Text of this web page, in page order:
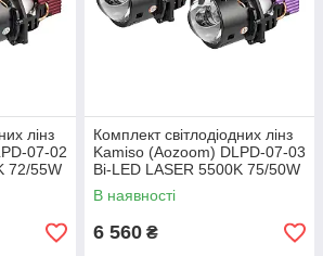
лінз
07-02
72/55W
Комплект світлодіодних лінз
Kamiso (Aozoom) DLPD-07-03
Bi-LED LASER 5500K 75/50W
TIR PRO
В наявності
6 560 ₴